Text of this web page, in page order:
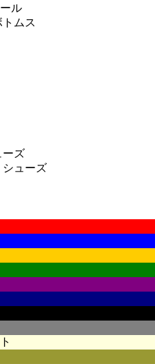
ル
トムス
ーズ
シューズ